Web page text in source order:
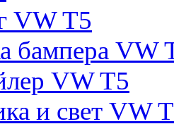
VW T5
бампера VW
VW T5
и свет VW